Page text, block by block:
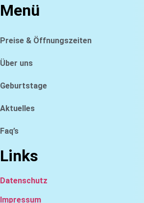
Menü
Preise & Öffnungszeiten
Über uns
Geburtstage
Aktuelles
Faq’s
Links
Datenschutz
Impressum